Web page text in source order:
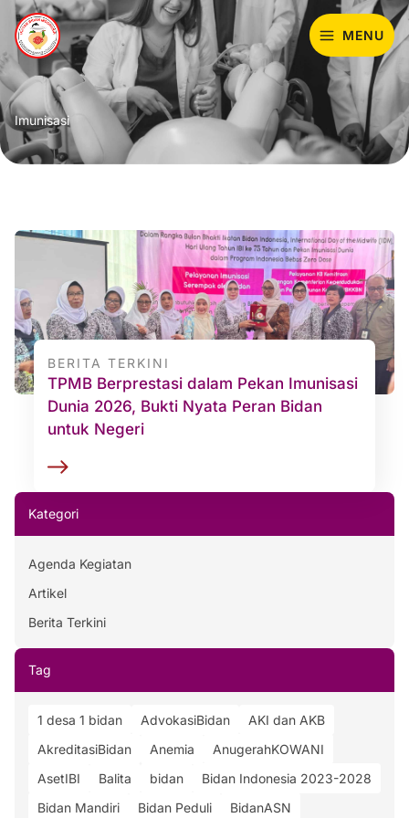
Lewati
konten
MENU
Imunisasi
BERITA TERKINI
TPMB Berprestasi dalam Pekan Imunisasi
Dunia 2026, Bukti Nyata Peran Bidan
untuk Negeri
Kategori
Agenda Kegiatan
Artikel
Berita Terkini
Tag
1 desa 1 bidan AdvokasiBidan
AKI dan AKB
AkreditasiBidan
Anemia
AnugerahKOWANI
AsetIBI
Balita bidan
Bidan Indonesia 2023-2028
Bidan Mandiri
Bidan Peduli
BidanASN